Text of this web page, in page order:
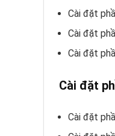
Cài đặt
Cài đặt
Cài đặt
Cài đặt
Cài đặt